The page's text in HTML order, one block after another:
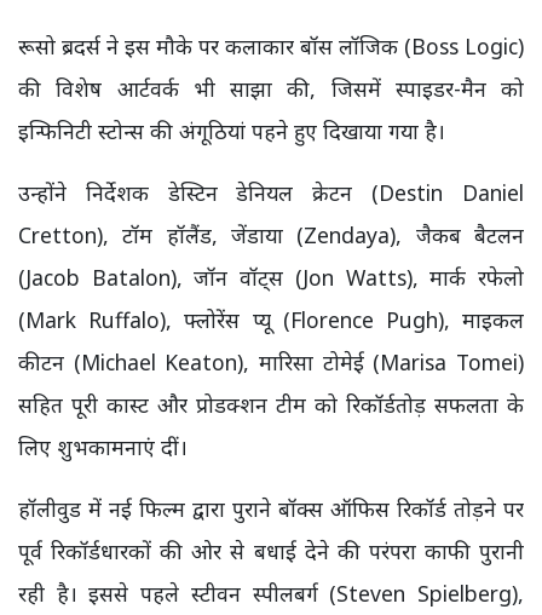
रूसो ब्रदर्स ने इस मौके पर कलाकार बॉस लॉजिक (Boss Logic)
की विशेष आर्टवर्क भी साझा की, जिसमें स्पाइडर-मैन को
इन्फिनिटी स्टोन्स की अंगूठियां पहने हुए दिखाया गया है।
उन्होंने निर्देशक डेस्टिन डेनियल क्रेटन (Destin Daniel
Cretton), टॉम हॉलैंड, जेंडाया (Zendaya), जैकब बैटलन
(Jacob Batalon), जॉन वॉट्स (Jon Watts), मार्क रफेलो
(Mark Ruffalo), फ्लोरेंस प्यू (Florence Pugh), माइकल
कीटन (Michael Keaton), मारिसा टोमेई (Marisa Tomei)
सहित पूरी कास्ट और प्रोडक्शन टीम को रिकॉर्डतोड़ सफलता के
लिए शुभकामनाएं दीं।
हॉलीवुड में नई फिल्म द्वारा पुराने बॉक्स ऑफिस रिकॉर्ड तोड़ने पर
पूर्व रिकॉर्डधारकों की ओर से बधाई देने की परंपरा काफी पुरानी
रही है। इससे पहले स्टीवन स्पीलबर्ग (Steven Spielberg),